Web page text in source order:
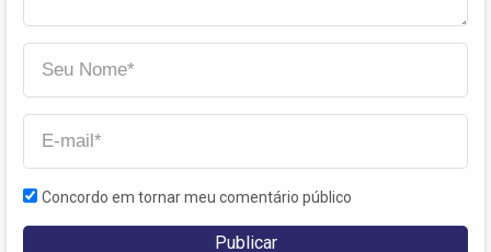
Concordo em tornar meu comentário público